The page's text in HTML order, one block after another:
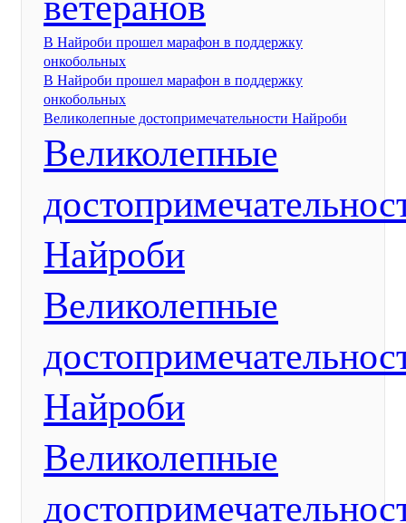
В Найроби прошел марафон в поддержку
онкобольных
В Найроби прошел марафон в поддержку
онкобольных
Великолепные достопримечательности Найроби
Великолепные
Найроби
Великолепные
Найроби
Великолепные